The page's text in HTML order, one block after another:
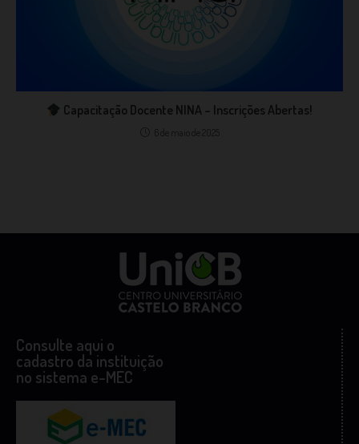
Capacitação Docente NINA – Inscrições Abertas!
6 de maio de 2025
Consulte aqui o
cadastro da instituição
no sistema e-MEC